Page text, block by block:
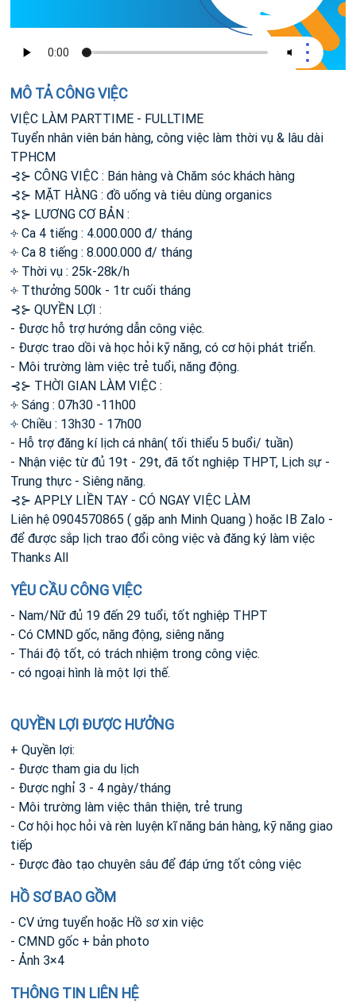
MÔ TẢ CÔNG VIỆC
VIỆC LÀM PARTTIME - FULLTIME
Tuyển nhân viên bán hàng, công việc làm thời vụ & lâu dài
TPHCM
⊰⊱ CÔNG VIỆC : Bán hàng và Chăm sóc khách hàng
⊰⊱ MẶT HÀNG : đồ uống và tiêu dùng organics
⊰⊱ LƯƠNG CƠ BẢN :
༓ Ca 4 tiếng : 4.000.000 đ/ tháng
༓ Ca 8 tiếng : 8.000.000 đ/ tháng
༓ Thời vụ : 25k-28k/h
༓ Tthưởng 500k - 1tr cuối tháng
⊰⊱ QUYỀN LỢI :
- Được hỗ trợ hướng dẫn công việc.
- Được trao dồi và học hỏi kỹ năng, có cơ hội phát triển.
- Môi trường làm việc trẻ tuổi, năng động.
⊰⊱ THỜI GIAN LÀM VIỆC :
༓ Sáng : 07h30 -11h00
༓ Chiều : 13h30 - 17h00
- Hỗ trợ đăng kí lịch cá nhân( tối thiểu 5 buổi/ tuần)
- Nhận việc từ đủ 19t - 29t, đã tốt nghiệp THPT, Lịch sự -
Trung thực - Siêng năng.
⊰⊱ APPLY LIỀN TAY - CÓ NGAY VIỆC LÀM
Liên hệ 0904570865 ( gặp anh Minh Quang ) hoặc IB Zalo -
để được sắp lịch trao đổi công việc và đăng ký làm việc
Thanks All
YÊU CẦU CÔNG VIỆC
- Nam/Nữ đủ 19 đến 29 tuổi, tốt nghiệp THPT
- Có CMND gốc, năng động, siêng năng
- Thái độ tốt, có trách nhiệm trong công việc.
- có ngoại hình là một lợi thế.
QUYỀN LỢI ĐƯỢC HƯỞNG
+ Quyền lợi:
- Được tham gia du lịch
- Được nghỉ 3 - 4 ngày/tháng
- Môi trường làm việc thân thiện, trẻ trung
- Cơ hội học hỏi và rèn luyện kĩ năng bán hàng, kỹ năng giao
tiếp
- Được đào tạo chuyên sâu để đáp ứng tốt công việc
HỒ SƠ BAO GỒM
- CV ứng tuyển hoặc Hồ sơ xin việc
- CMND gốc + bản photo
- Ảnh 3×4
THÔNG TIN LIÊN HỆ